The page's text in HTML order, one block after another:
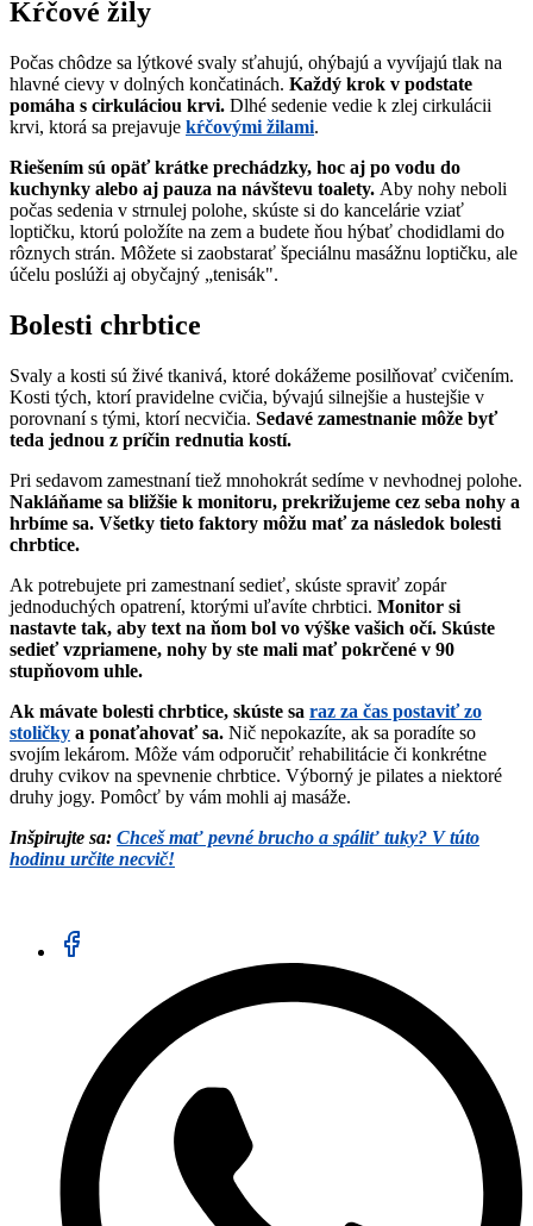
Kŕčové žily
Počas chôdze sa lýtkové svaly sťahujú, ohýbajú a vyvíjajú tlak na
hlavné cievy v dolných končatinách. Každý krok v podstate
pomáha s cirkuláciou krvi. Dlhé sedenie vedie k zlej cirkulácii
krvi, ktorá sa prejavuje kŕčovými žilami.
Riešením sú opäť krátke prechádzky, hoc aj po vodu do
kuchynky alebo aj pauza na návštevu toalety. Aby nohy neboli
počas sedenia v strnulej polohe, skúste si do kancelárie vziať
loptičku, ktorú položíte na zem a budete ňou hýbať chodidlami do
rôznych strán. Môžete si zaobstarať špeciálnu masážnu loptičku, ale
účelu poslúži aj obyčajný „tenisák".
Bolesti chrbtice
Svaly a kosti sú živé tkanivá, ktoré dokážeme posilňovať cvičením.
Kosti tých, ktorí pravidelne cvičia, bývajú silnejšie a hustejšie v
porovnaní s tými, ktorí necvičia. Sedavé zamestnanie môže byť
teda jednou z príčin rednutia kostí.
Pri sedavom zamestnaní tiež mnohokrát sedíme v nevhodnej polohe.
Nakláňame sa bližšie k monitoru, prekrižujeme cez seba nohy a
hrbíme sa. Všetky tieto faktory môžu mať za následok bolesti
chrbtice.
Ak potrebujete pri zamestnaní sedieť, skúste spraviť zopár
jednoduchých opatrení, ktorými uľavíte chrbtici. Monitor si
nastavte tak, aby text na ňom bol vo výške vašich očí. Skúste
sedieť vzpriamene, nohy by ste mali mať pokrčené v 90
stupňovom uhle.
Ak mávate bolesti chrbtice, skúste sa raz za čas postaviť zo
stoličky a ponaťahovať sa. Nič nepokazíte, ak sa poradíte so
svojím lekárom. Môže vám odporučiť rehabilitácie či konkrétne
druhy cvikov na spevnenie chrbtice. Výborný je pilates a niektoré
druhy jogy. Pomôcť by vám mohli aj masáže.
Inšpirujte sa: Chceš mať pevné brucho a spáliť tuky? V túto
hodinu určite necvič!